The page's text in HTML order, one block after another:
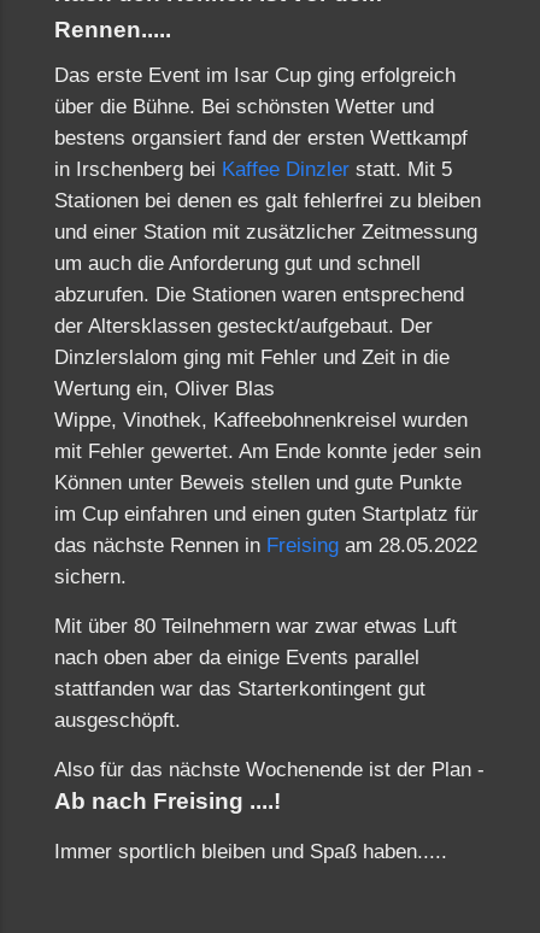
Rennen.....
Das erste Event im Isar Cup ging erfolgreich
über die Bühne. Bei schönsten Wetter und
bestens organsiert fand der ersten Wettkampf
in Irschenberg bei Kaffee Dinzler statt. Mit 5
Stationen bei denen es galt fehlerfrei zu bleiben
und einer Station mit zusätzlicher Zeitmessung
um auch die Anforderung gut und schnell
abzurufen. Die Stationen waren entsprechend
der Altersklassen gesteckt/aufgebaut. Der
Dinzlerslalom ging mit Fehler und Zeit in die
Wertung ein, Oliver Blas
Wippe, Vinothek, Kaffeebohnenkreisel wurden
mit Fehler gewertet. Am Ende konnte jeder sein
Können unter Beweis stellen und gute Punkte
im Cup einfahren und einen guten Startplatz für
das nächste Rennen in Freising am 28.05.2022
sichern.
Mit über 80 Teilnehmern war zwar etwas Luft
nach oben aber da einige Events parallel
stattfanden war das Starterkontingent gut
ausgeschöpft.
Also für das nächste Wochenende ist der Plan -
Ab nach Freising ....!
Immer sportlich bleiben und Spaß haben.....